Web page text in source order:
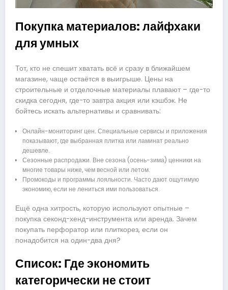
Покупка материалов: лайфхаки
для умных
Тот, кто не спешит хватать всё и сразу в ближайшем
магазине, чаще остаётся в выигрыше. Цены на
строительные и отделочные материалы плавают – где-то
скидка сегодня, где-то завтра акция или кэшбэк. Не
бойтесь искать альтернативы и сравнивать:
Онлайн-мониторинг цен. Специальные сервисы и приложения
показывают, где выбранная плитка или ламинат реально
дешевле.
Сезонные распродажи. Вне сезона (осень-зима) ценники на
многие товары ниже, чем весной или летом.
Промокоды и программы лояльности. Часто дают ощутимую
экономию, если не лениться ими пользоваться.
Ещё одна хитрость, которую используют опытные –
покупка секонд-хенд-инструмента или аренда. Зачем
покупать перфоратор или плиткорез, если он
понадобится на один-два дня?
Список: Где экономить
категорически не стоит